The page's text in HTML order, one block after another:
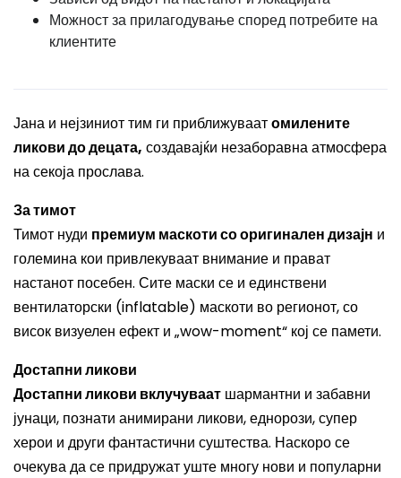
Можност за прилагодување според потребите на
клиентите
Јана и нејзиниот тим ги приближуваатомилените
ликови до децата, создавајќи незаборавна атмосфера
на секоја прослава.
За тимот
Тимот нуди премиум маскоти со оригинален дизајн и
големина кои привлекуваат внимание и прават
настанот посебен. Сите маски се и единствени
вентилаторски (inflatable) маскоти во регионот, со
висок визуелен ефект и „wow-moment“ кој се памети.
Достапни ликови
Достапни ликови вклучуваат шармантни и забавни
јунаци, познати анимирани ликови, еднорози, супер
херои и други фантастични суштества. Наскоро се
очекува да се придружат уште многу нови и популарни